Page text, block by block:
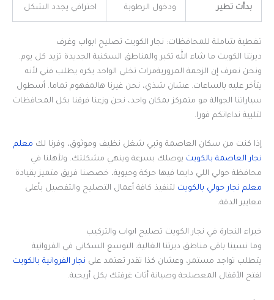
بدأت تطير
ودخول الرطوبة
احترافي يجدد الشكل
تغطية شاملة للمحافظات: نجار الكويت تصليح ابواب وغرف
ديرتنا الكويت ما شاء الله تكبر والمناطق السكنية الجديدة تزيد كل يوم.
ونحن نعرف إن الزحمة المروريةمرات تخلي الواحد يكره يطلب فني لأنه
يتأخر عليه بالساعات. عشان شذي، نحن غيرنا هالمفهوم تماما. أسطول
سياراتنا الجوالة مو متمركز بمكان واحد، نحن وزعنا فرقنا بكل المحافظات
لتلبية نداءاتكم فورا.
إذا كنت من سكان العاصمة وتبي شغل نظيف وموثوق، وفرنا لك معلم
نجار العاصمة بالكويت يوصلك بسرعة وينهي مشكلتك. ولأهلنا في
محافظة حولي اللي دايما فيها حركة وحيوية، خصصنا فريق متميز بقيادة
معلم نجار حولي بالكويت لتنفيذ كافة أعمال التصليح والتفصيل بأعلى
معايير الدقة.
خبراء النجارة في نجار الكويت تصليح ابواب والتركيب
وما نسينا باقي مناطق ديرتنا الغالية. التوسع السكاني في الفروانية
يتطلب تواجد مستمر، وعشان كذا تقدر تعتمد على نجار الفروانية بالكويت
لفتح الأقفال المعصلجة وصيانة أثاث غرفتك بكل أريحية.